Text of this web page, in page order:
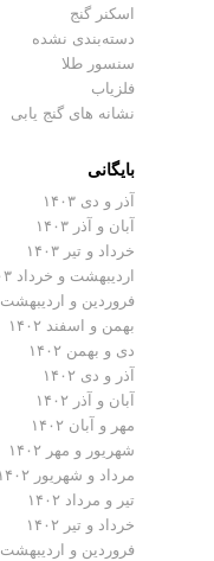
اسکنر گنج
دسته‌بندی نشده
سنسور طلا
فلزیاب
نشانه های گنج یابی
بایگانی
آذر و دی ۱۴۰۳
آبان و آذر ۱۴۰۳
خرداد و تیر ۱۴۰۳
اردیبهشت و خرداد ۱۴۰۳
فروردین و اردیبهشت ۱۴۰۳
بهمن و اسفند ۱۴۰۲
دی و بهمن ۱۴۰۲
آذر و دی ۱۴۰۲
آبان و آذر ۱۴۰۲
مهر و آبان ۱۴۰۲
شهریور و مهر ۱۴۰۲
مرداد و شهریور ۱۴۰۲
تیر و مرداد ۱۴۰۲
خرداد و تیر ۱۴۰۲
فروردین و اردیبهشت ۱۴۰۲